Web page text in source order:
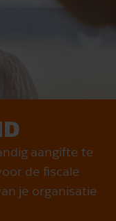
aangifte te
de fiscale
je organisatie